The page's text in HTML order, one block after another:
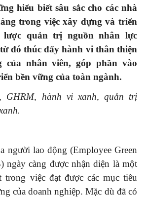
hiểu biết sâu sắc cho các nhà
trong việc xây dựng và triển
lược quản trị nguồn nhân lực
đó thúc đẩy hành vi thân thiện
của nhân viên, góp phần vào
bền vững của toàn ngành.
GHRM, hành vi xanh, quản trị
người lao động (Employee Green
ngày càng được nhận diện là một
trong việc đạt được các mục tiêu
của doanh nghiệp. Mặc dù đã có